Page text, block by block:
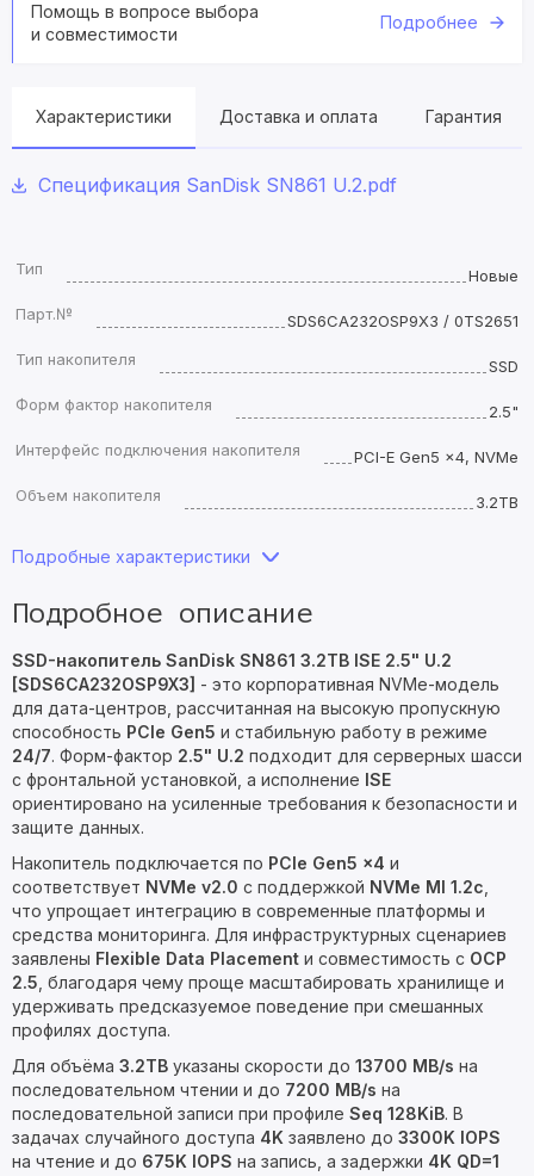
Помощь в вопросе выбора
и совместимости
Подробнее
Характеристики Доставка и оплата Гарантия
Спецификация SanDisk SN861 U.2.pdf
Тип
Новые
Парт.№
SDS6CA232OSP9X3 / 0TS2651
Тип накопителя
SSD
Форм фактор накопителя
2.5"
Интерфейс подключения накопителя
PCI-E Gen5 x4, NVMe
Объем накопителя
3.2TB
Подробные характеристики
Подробное описание
SSD-накопитель SanDisk SN861 3.2TB ISE 2.5" U.2
[SDS6CA232OSP9X3] - это корпоративная NVMe-модель
для дата-центров, рассчитанная на высокую пропускную
способность PCIe Gen5 и стабильную работу в режиме
24/7. Форм-фактор 2.5" U.2 подходит для серверных шасси
с фронтальной установкой, а исполнение ISE
ориентировано на усиленные требования к безопасности и
защите данных.
Накопитель подключается по PCIe Gen5 x4 и
соответствует NVMe v2.0 с поддержкой NVMe MI 1.2c
что упрощает интеграцию в современные платформы и
средства мониторинга. Для инфраструктурных сценариев
заявлены Flexible Data Placement и совместимость с OCP
2.5 , благодаря чему проще масштабировать хранилище и
удерживать предсказуемое поведение при смешанных
профилях доступа.
Для объёма 3.2TB указаны скорости до 13700 MB/s на
последовательном чтении и до 7200 MB/s на
последовательной записи при профиле Seq 128KiB. В
задачах случайного доступа 4K заявлено до 3300K IOPS
на чтение и до 675K IOPS на запись, а задержки 4K QD=1